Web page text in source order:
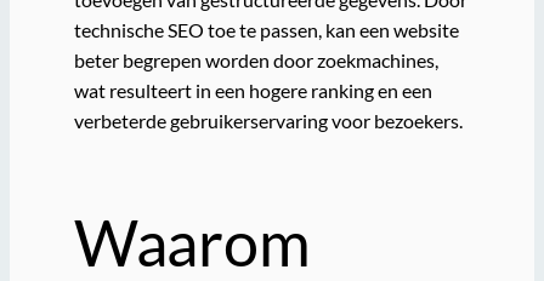
technische SEO toe te passen, kan een website
beter begrepen worden door zoekmachines,
wat resulteert in een hogere ranking en een
verbeterde gebruikerservaring voor bezoekers.
Waarom